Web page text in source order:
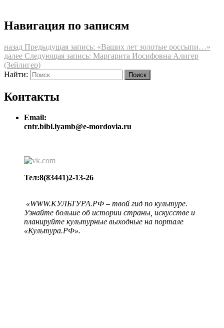
Навигация по записям
назад Предыдущая запись: «Ваших лет золотые россыпи…»
далее Следующая запись: Маргарита Иосифовна Алигер
(Зейлигер)
Найти:
Поиск
Контакты
Email:
cntr.bibl.lyamb@e-mordovia.ru
Тел:8(83441)2-13-26
«WWW.КУЛЬТУРА.РФ – твой гид по культуре.
Узнайте больше об истории страны, искусстве и
планируйте культурные выходные на портале
«Культура.РФ».